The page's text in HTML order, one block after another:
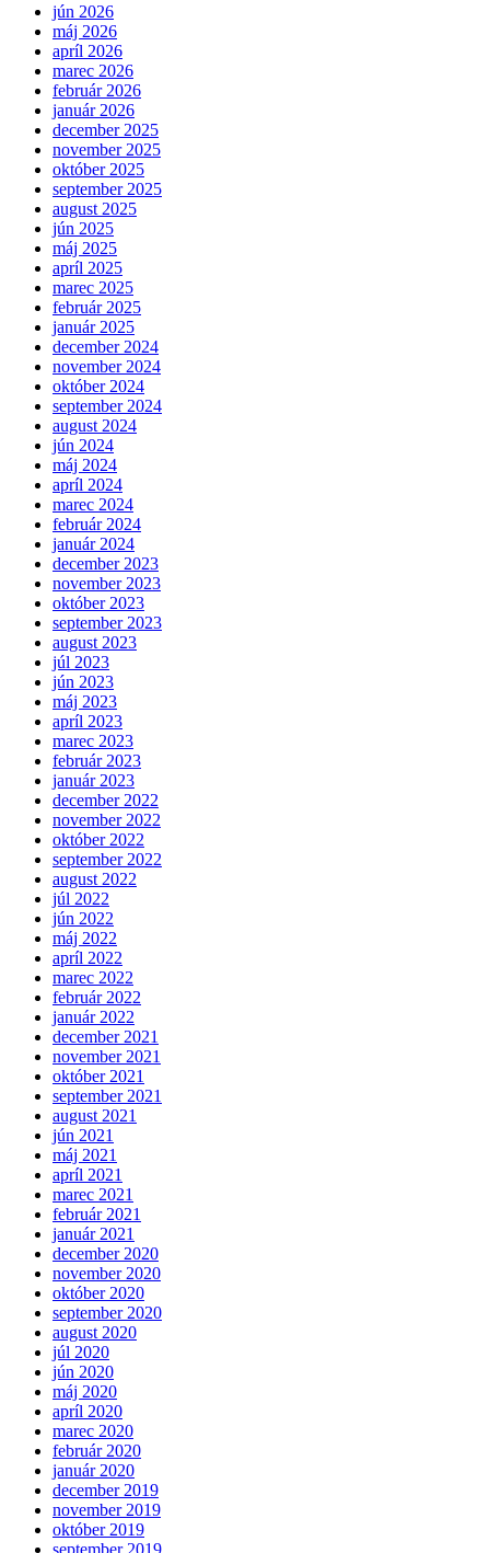
jún 2026
máj 2026
apríl 2026
marec 2026
február 2026
január 2026
december 2025
november 2025
október 2025
september 2025
august 2025
jún 2025
máj 2025
apríl 2025
marec 2025
február 2025
január 2025
december 2024
november 2024
október 2024
september 2024
august 2024
jún 2024
máj 2024
apríl 2024
marec 2024
február 2024
január 2024
december 2023
november 2023
október 2023
september 2023
august 2023
júl 2023
jún 2023
máj 2023
apríl 2023
marec 2023
február 2023
január 2023
december 2022
november 2022
október 2022
september 2022
august 2022
júl 2022
jún 2022
máj 2022
apríl 2022
marec 2022
február 2022
január 2022
december 2021
november 2021
október 2021
september 2021
august 2021
jún 2021
máj 2021
apríl 2021
marec 2021
február 2021
január 2021
december 2020
november 2020
október 2020
september 2020
august 2020
júl 2020
jún 2020
máj 2020
apríl 2020
marec 2020
február 2020
január 2020
december 2019
november 2019
október 2019
september 2019